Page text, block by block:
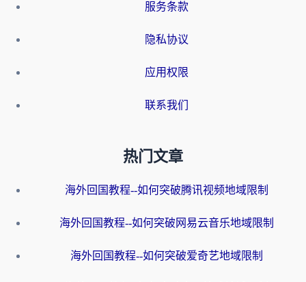
服务条款
隐私协议
应用权限
联系我们
热门文章
海外回国教程--如何突破腾讯视频地域限制
海外回国教程--如何突破网易云音乐地域限制
海外回国教程--如何突破爱奇艺地域限制